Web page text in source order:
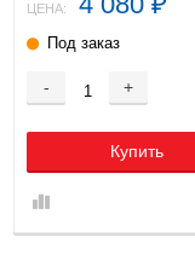
ЦЕНА: ₽
Под заказ
- +
Купить